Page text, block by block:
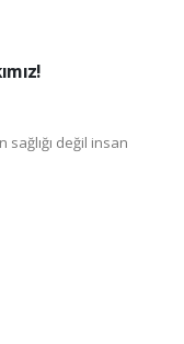
değil insan